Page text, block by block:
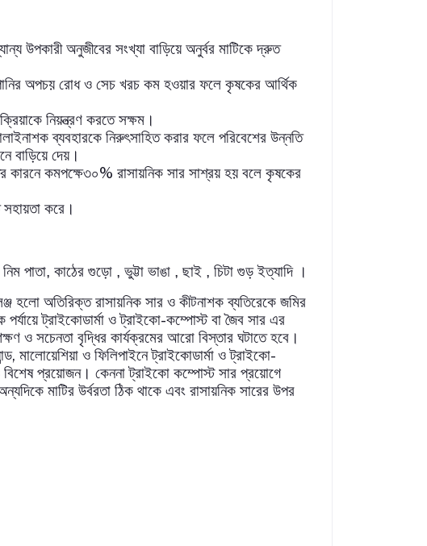
উপকারী অনুজীবের সংখ্যা বাড়িয়ে অনুর্বর মাটিকে দ্রুত
অপচয় রোধ ও সেচ খরচ কম হওয়ার ফলে কৃষকের আর্থিক
নিয়ন্ত্রণ করতে সক্ষম।
ব্যবহারকে নিরুৎসাহিত করার ফলে পরিবেশের উন্নতি
বাড়িয়ে দেয়।
কারনে কমপক্ষে৩০% রাসায়নিক সার সাশ্রয় হয় বলে কৃষকের
সহায়তা করে।
পাতা, কাঠের গুড়ো , ভুট্টা ভাঙা , ছাই , চিটা গুড় ইত্যাদি ।
হলো অতিরিক্ত রাসায়নিক সার ও কীটনাশক ব্যতিরেকে জমির
পর্যায়ে ট্রাইকোডার্মা ও ট্রাইকো-কম্পোস্ট বা জৈব সার এর
ও সচেনতা বৃদ্ধির কার্যক্রমের আরো বিস্তার ঘটাতে হবে।
, মালোয়েশিয়া ও ফিলিপাইনে ট্রাইকোডার্মা ও ট্রাইকো-
বিশেষ প্রয়োজন। কেননা ট্রাইকো কম্পোস্ট সার প্রয়োগে
মাটির উর্বরতা ঠিক থাকে এবং রাসায়নিক সারের উপর